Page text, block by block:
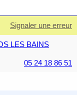
Signaler une erreur
LES BAINS
05 24 18 86 51